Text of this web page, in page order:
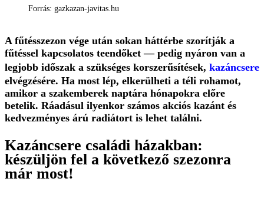
Forrás: gazkazan-javitas.hu
A fűtésszezon vége után sokan háttérbe szorítják a
fűtéssel kapcsolatos teendőket — pedig nyáron van a
legjobb időszak a szükséges korszerűsítések, kazáncsere
elvégzésére. Ha most lép, elkerülheti a téli rohamot,
amikor a szakemberek naptára hónapokra előre
betelik. Ráadásul ilyenkor számos akciós kazánt és
kedvezményes árú radiátort is lehet találni.
Kazáncsere családi házakban:
készüljön fel a következő szezonra
már most!